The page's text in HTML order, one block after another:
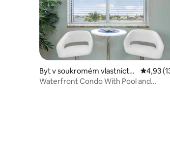
Byt v soukromém vlastnictví
ve městě Treasure Island
4,93
Waterfront Condo With Pool and